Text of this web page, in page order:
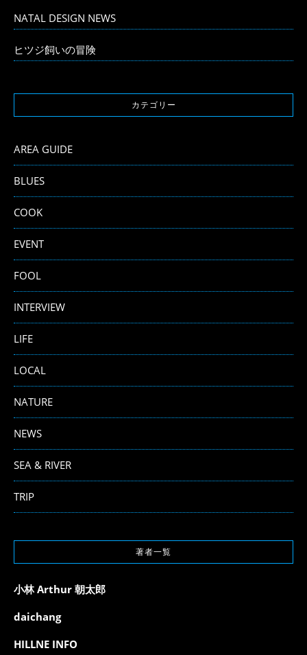
NATAL DESIGN NEWS
ヒツジ飼いの冒険
カテゴリー
AREA GUIDE
BLUES
COOK
EVENT
FOOL
INTERVIEW
LIFE
LOCAL
NATURE
NEWS
SEA & RIVER
TRIP
著者一覧
小林 Arthur 朝太郎
daichang
HILLNE INFO